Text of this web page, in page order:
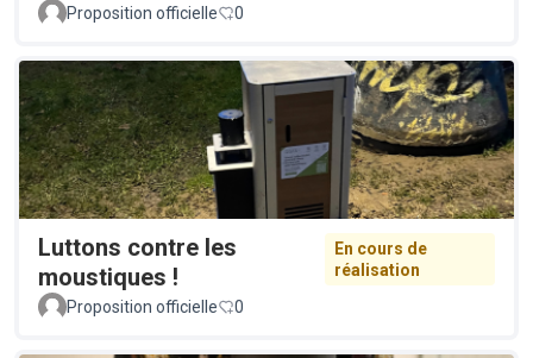
Proposition officielle 0
Luttons contre les
moustiques !
En cours de
réalisation
Proposition officielle
0